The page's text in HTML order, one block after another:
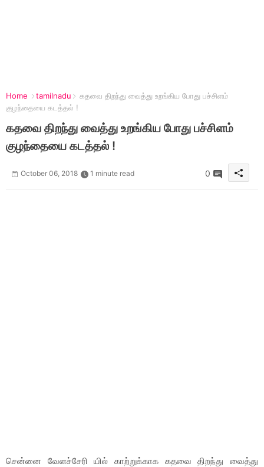
Home tamilnadu
கதவை திறந்து வைத்து உறங்கிய போது பச்சிளம்
குழந்தையை கடத்தல் !
கதவை திறந்து வைத்து உறங்கிய போது பச்சிளம்
குழந்தையை கடத்தல் !
October 06, 2018 1 minute read 0
சென்னை வேளச்சேரி யில் காற்றுக்காக கதவை திறந்து வைத்து